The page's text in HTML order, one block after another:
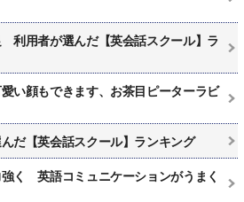
利用者が選んだ【英会話スクール】ラ
い顔もできます、お茶目ピーターラビ
だ【英会話スクール】ランキング
く 英語コミュニケーションがうまく